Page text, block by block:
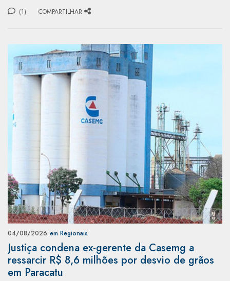
(1) COMPARTILHAR
04/08/2026 em Regionais
Justiça condena ex-gerente da Casemg a
ressarcir R$ 8,6 milhões por desvio de grãos
em Paracatu